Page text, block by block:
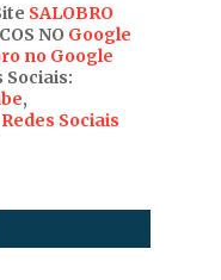
SALOBRO
NO Google
no Google
Sociais:
,
Redes Sociais